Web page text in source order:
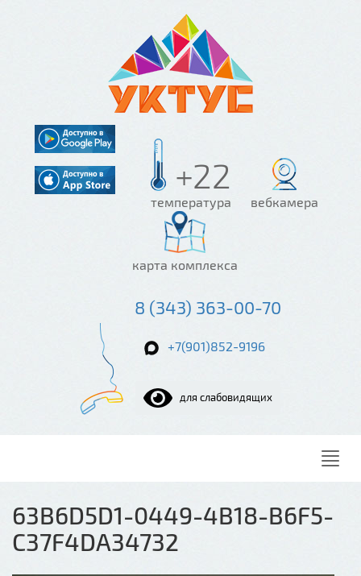
+22
температура вебкамера
карта комплекса
8 (343) 363-00-70
+7(901)852-9196
для слабовидящих
63B6D5D1-0449-4B18-B6F5-
C37F4DA34732